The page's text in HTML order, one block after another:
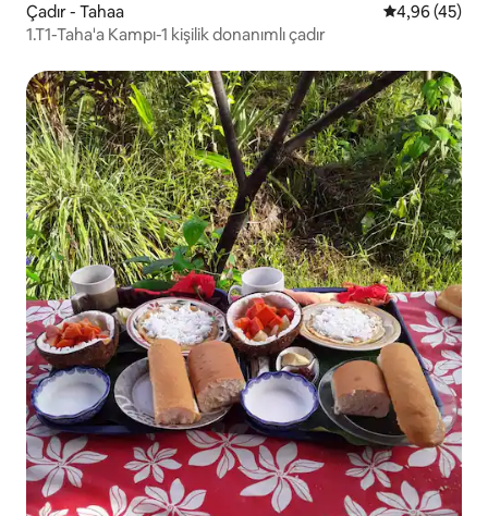
Çadır - Tahaa 5 üzerinden
4,96 (45)
1.T1-Taha'a Kampı-1 kişilik donanımlı çadır